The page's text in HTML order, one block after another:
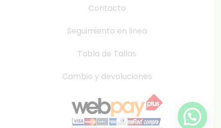
Contacto
Seguimiento en linea
Tabla de Tallas
Cambio y devoluciones